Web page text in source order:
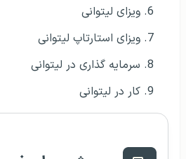
ویزای لیتوانی
ویزای استارتاپ لیتوانی
سرمایه گذاری در لیتوانی
کار در لیتوانی